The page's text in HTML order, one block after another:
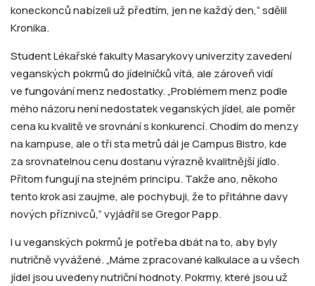
koneckonců nabízeli už předtím, jen ne každý den,“ sdělil
Kronika.
Student Lékařské fakulty Masarykovy univerzity zavedení
veganských pokrmů do jídelníčků vítá, ale zároveň vidí
ve fungování menz nedostatky. „Problémem menz podle
mého názoru není nedostatek veganských jídel, ale poměr
cena ku kvalitě ve srovnání s konkurencí. Chodím do menzy
na kampuse, ale o tři sta metrů dál je Campus Bistro, kde
za srovnatelnou cenu dostanu výrazně kvalitnější jídlo.
Přitom fungují na stejném principu. Takže ano, někoho
tento krok asi zaujme, ale pochybuji, že to přitáhne davy
nových příznivců,“ vyjádřil se Gregor Papp.
I u veganských pokrmů je potřeba dbát na to, aby byly
nutričně vyvážené. „Máme zpracované kalkulace a u všech
jídel jsou uvedeny nutriční hodnoty. Pokrmy, které jsou už